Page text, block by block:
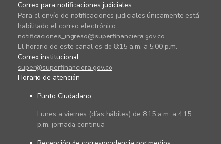
Correo para notificaciones judiciales:
Para el envío de notificaciones judiciales únicamente está
habilitado el correo electrónico
notificaciones_ingreso@superfinanciera.gov.co
El horario de este canal es de 8:15 a.m. a 5:00 p.m.
Correo institucional:
super@superfinanciera.gov.co
Horario de atención
Punto Ciudadano:
Lunes a viernes (días hábiles) de 8:15 a.m. a 4:15
p.m. jornada continua